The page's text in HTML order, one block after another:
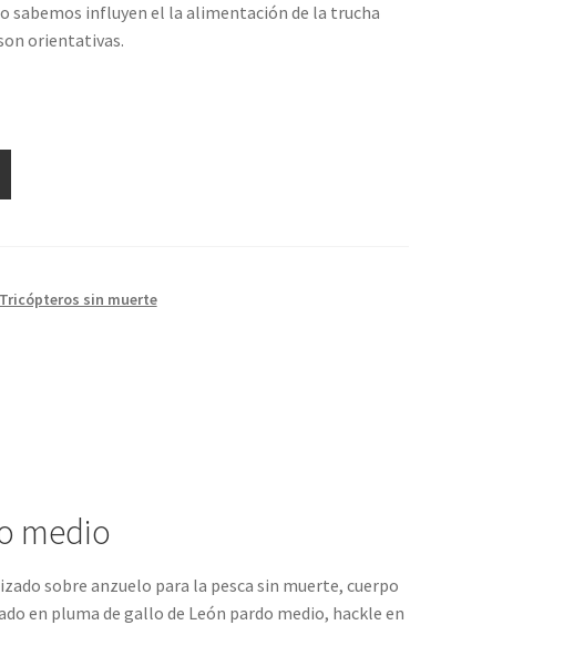
sabemos influyen el la alimentación de la trucha
orientativas.
Tricópteros sin muerte
medio
sobre anzuelo para la pesca sin muerte, cuerpo
en pluma de gallo de León pardo medio, hackle en